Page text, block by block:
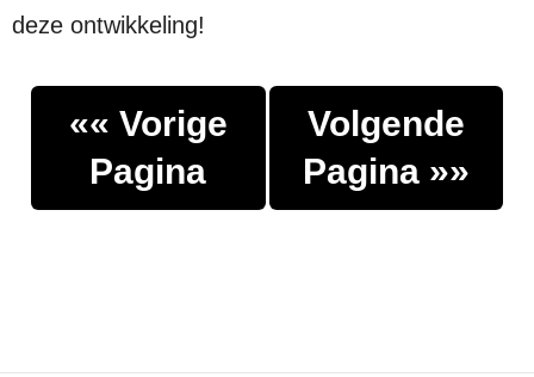
deze ontwikkeling!
«« Vorige
Pagina
Volgende
Pagina »»